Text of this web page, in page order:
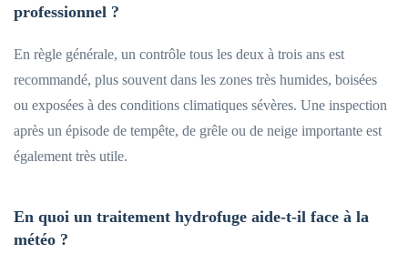
professionnel ?
En règle générale, un contrôle tous les deux à trois ans est
recommandé, plus souvent dans les zones très humides, boisées
ou exposées à des conditions climatiques sévères. Une inspection
après un épisode de tempête, de grêle ou de neige importante est
également très utile.
En quoi un traitement hydrofuge aide-t-il face à la
météo ?